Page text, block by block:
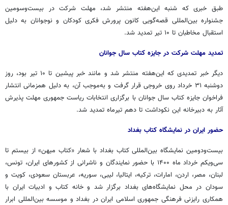
طبق خبری که شنبه این‌هفته منتشر شد، مهلت شرکت در بیست‌وسومین
جشنواره بین‌المللی قصه‌گویی کانون پرورش فکری کودکان و نوجوانان به دلیل
استقبال مخاطبان تا ۱۰ تیر تمدید شد.
تمدید مهلت شرکت در جایزه کتاب سال جوانان
دیگر خبر تمدیدی که این‌هفته منتشر شد و مانند خبر پیشین تا ۱۰ تیر بود، روز
دوشنبه ۳۱ خرداد روی خروجی قرار گرفت و به‌موجب آن، به دلیل همزمانی انتشار
فراخوان جایزه کتاب سال جوانان با برگزاری انتخابات ریاست جمهوری مهلت پذیرش
آثار به دبیرخانه این نکوداشت تا دهم تیرماه تمدید شد.
حضور ایران در نمایشگاه کتاب بغداد
بیست‌ودومین نمایشگاه بین‌المللی کتاب بغداد با شعار «کتاب میهن» از بیستم تا
سی‌ویکم خرداد ماه ۱۴۰۰ با حضور نمایندگان و ناشرانی از کشورهای ایران، تونس،
لبنان، مصر، اردن، امارات، ترکیه، ایتالیا، لیبی، سوریه، عربستان سعودی، کویت و
سودان در محل نمایشگاه‌های بغداد برگزار شد و خانه کتاب و ادبیات ایران با
همکاری رایزنی فرهنگی جمهوری اسلامی ایران در بغداد و موسسه بین‌المللی ابرار